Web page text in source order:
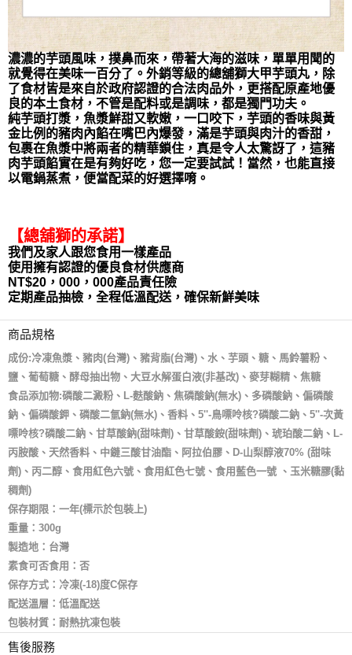
濃濃的芋頭風味，撲鼻而來，帶著大海的滋味，單單用聞的
就覺得在美味一百分了。外銷等級的總舖獅大甲芋頭丸，除
了食材皆是來自於政府認證的合法肉品外，更搭配原產地優
良的本土食材，不管是配料或是調味，都是獨門功夫。
純芋頭打漿，魚漿鮮甜又軟嫩，一口咬下，芋頭的香味與黃
金比例的豬肉內餡在嘴巴內爆發，滿是芋頭與肉汁的香甜，
包裹在魚漿中將兩者的精華鎖住，真是令人太驚訝了，這豬
肉芋頭餡實在是有夠好吃，您一定要試試！當然，也能直接
以電鍋蒸煮，便當配菜的好選擇唷。
【總舖獅的承諾】
我們及家人跟您食用一樣產品
使用擁有認證的優良食材供應商
NT$20，000，000產品責任險
定期產品抽檢，全程低溫配送，確保新鮮美味
商品規格
成份:冷凍魚漿、豬肉(台灣)、豬背脂(台灣)、水、芋頭、糖、馬鈴薯粉、
鹽、葡萄糖、酵母抽出物、大豆水解蛋白液(非基改)、麥芽糊精、焦糖
食品添加物:磷酸二澱粉、L-麩酸鈉、焦磷酸鈉(無水)、多磷酸鈉、偏磷酸
鈉、偏磷酸鉀、磷酸二氫鈉(無水)、香料、5''-鳥嘌呤核?磷酸二鈉、5''-次黃
嘌呤核?磷酸二鈉、甘草酸鈉(甜味劑)、甘草酸銨(甜味劑)、琥珀酸二鈉、L-
丙胺酸、天然香料、中鏈三酸甘油酯、阿拉伯膠、D-山梨醇液70% (甜味
劑)、丙二醇、食用紅色六號、食用紅色七號、食用藍色一號 、玉米糖膠(黏
稠劑)
保存期限：一年(標示於包裝上)
重量：300g
製造地：台灣
素食可否食用：否
保存方式：冷凍(-18)度C保存
配送溫層：低溫配送
包裝材質：耐熱抗凍包裝
售後服務